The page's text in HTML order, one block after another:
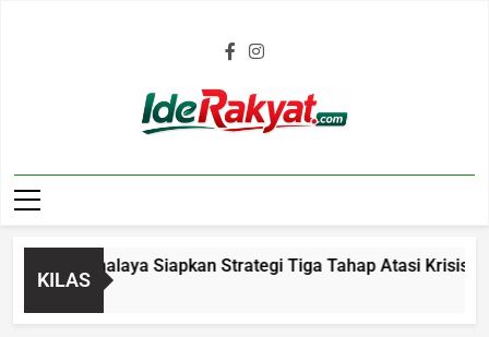
Iderakyat.com
KILAS
Tasikmalaya Siapkan Strategi Tiga Tahap Atasi Krisis Air